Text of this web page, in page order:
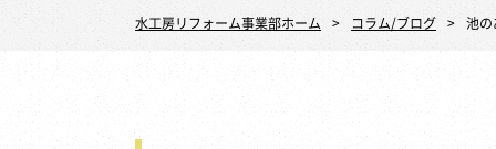
水工房リフォーム事業部ホーム コラム/ブログ 池の